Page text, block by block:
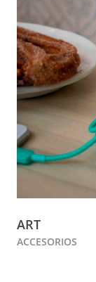
ART
ACCESORIOS